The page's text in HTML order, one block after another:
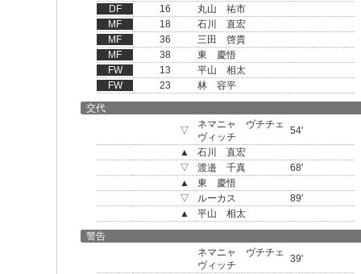
DF
16
丸山 祐市
MF
18
石川 直宏
MF
36
三田 啓貴
MF
38
東 慶悟
FW
13
平山 相太
FW
23
林 容平
交代
▽
ネマニャ ヴチチェ
ヴィッチ
54'
▲
石川 直宏
▽
渡邉 千真
68'
▲
東 慶悟
▽
ルーカス
89'
▲
平山 相太
警告
ネマニャ ヴチチェ
ヴィッチ
39'